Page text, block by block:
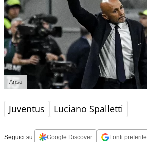
Ansa
Juventus Luciano Spalletti
Seguici su: Google Discover Fonti preferite